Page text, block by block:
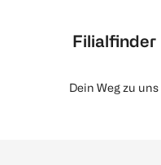
Filialfinder
Dein Weg zu uns